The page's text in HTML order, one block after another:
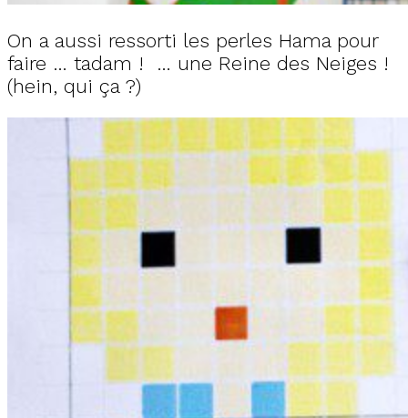
On a aussi ressorti les perles Hama pour
faire … tadam ! … une Reine des Neiges !
(hein, qui ça ?)